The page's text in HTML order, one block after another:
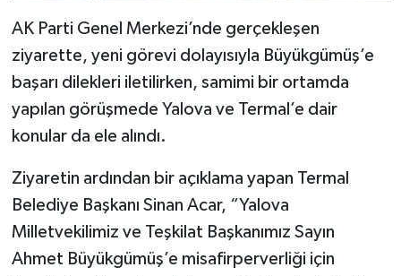
AK Parti Genel Merkezi’nde gerçekleşen
ziyarette, yeni görevi dolayısıyla Büyükgümüş’e
başarı dilekleri iletilirken, samimi bir ortamda
yapılan görüşmede Yalova ve Termal’e dair
konular da ele alındı.
Ziyaretin ardından bir açıklama yapan Termal
Belediye Başkanı Sinan Acar, “Yalova
Milletvekilimiz ve Teşkilat Başkanımız Sayın
Ahmet Büyükgümüş’e misafirperverliği için